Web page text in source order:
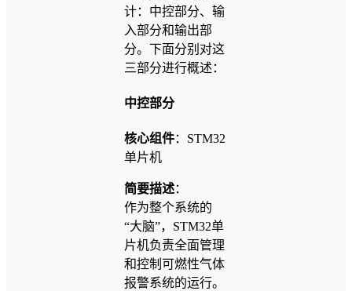
计：中控部分、输
入部分和输出部
分。下面分别对这
三部分进行概述：
中控部分
核心组件：STM32
单片机
简要描述：
作为整个系统的
“大脑”，STM32单
片机负责全面管理
和控制可燃性气体
报警系统的运行。